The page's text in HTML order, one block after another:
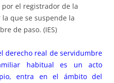
el registrador de la
que se suspende la
de paso. (IES)
derecho real de servidumbre
habitual es un acto
entra en el ámbito del